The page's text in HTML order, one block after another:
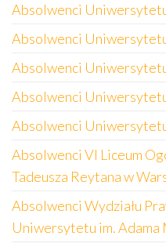
Absolwenci
Absolwenci
Absolwenci
Absolwenci
Absolwenci
Absolwenci VI Liceum
Tadeusza Reytana w
Absolwenci Wydziału
Uniwersytetu im. Adama